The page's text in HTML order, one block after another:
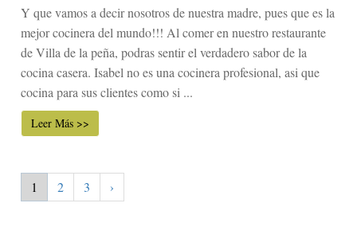
Y que vamos a decir nosotros de nuestra madre, pues que es la
mejor cocinera del mundo!!! Al comer en nuestro restaurante
de Villa de la peña, podras sentir el verdadero sabor de la
cocina casera. Isabel no es una cocinera profesional, asi que
cocina para sus clientes como si ...
Leer Más >>
1 2 3 ›